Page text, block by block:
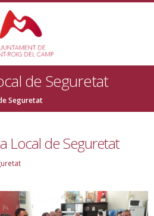
de Seguretat
Seguretat
Local de Seguretat